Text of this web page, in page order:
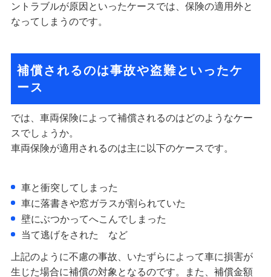
ントラブルが原因といったケースでは、保険の適用外と
なってしまうのです。
補償されるのは事故や盗難といったケ
ース
では、車両保険によって補償されるのはどのようなケー
スでしょうか。
車両保険が適用されるのは主に以下のケースです。
車と衝突してしまった
車に落書きや窓ガラスが割られていた
壁にぶつかってへこんでしまった
当て逃げをされた など
上記のように不慮の事故、いたずらによって車に損害が
生じた場合に補償の対象となるのです。また、補償金額